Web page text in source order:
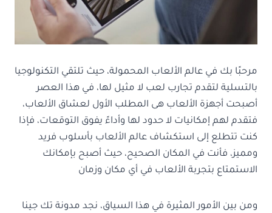
مرحبًا بك في عالم الألعاب المحمولة، حيث تلتقي التكنولوجيا
بالتسلية لتقدم تجارب لعب لا مثيل لها، في هذا العصر
أصبحت أجهزة الألعاب هى المطلب الأول لعشاق الألعاب،
فتقدم لهم إمكانيات لا حدود لها وأداءً يفوق التوقعات، فإذا
كنت تتطلع إلى استكشاف عالم الألعاب بأسلوب فريد
ومميز، فأنت في المكان الصحيح، حيث أصبح بإمكانك
الاستمتاع بتجربة الألعاب في أي مكان وزمان
ومن بين الأمور المثيرة في هذا السياق، نجد مدونة تك جينا